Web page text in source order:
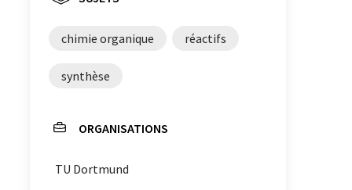
chimie organique réactifs
synthèse
ORGANISATIONS
TU Dortmund